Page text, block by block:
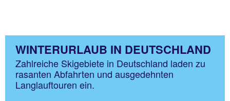
WINTERURLAUB IN DEUTSCHLAND
Zahlreiche Skigebiete in Deutschland laden zu
rasanten Abfahrten und ausgedehnten
Langlauftouren ein.